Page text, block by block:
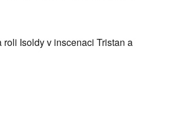
roli Isoldy v inscenaci Tristan a